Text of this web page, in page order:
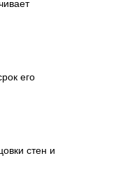
его
стен и